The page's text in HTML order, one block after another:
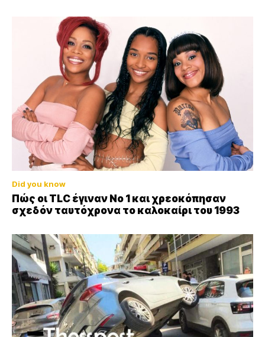
Did you know
Πώς οι TLC έγιναν Νο 1 και χρεοκόπησαν
σχεδόν ταυτόχρονα το καλοκαίρι του 1993